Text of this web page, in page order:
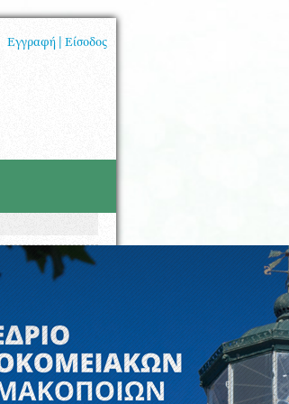
Εγγραφή |
Είσοδος